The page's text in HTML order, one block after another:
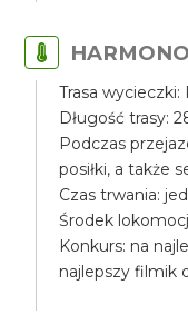
Trasa
Długość trasy:
Podczas
posiłki, a także
Czas trwania:
Środek
Konkurs: na
najlepszy filmik